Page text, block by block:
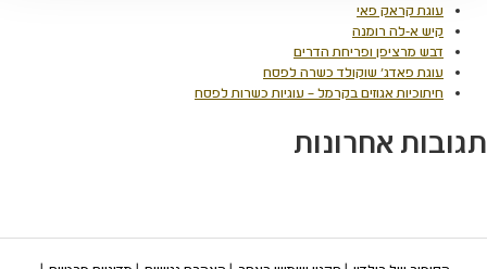
עוגת קראק פאי
קיש א-לה רומנה
דבש מרציפן ופריחת הדרים
עוגת פאדג' שוקולד כשרה לפסח
חיתוכיות אגוזים בקרמל – עוגיות כשרות לפסח
אחרונות